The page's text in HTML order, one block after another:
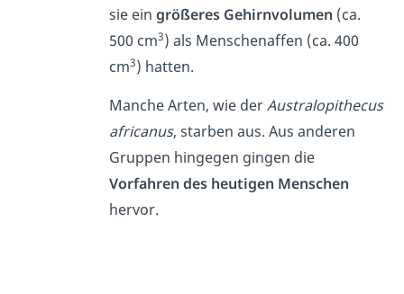
sie eingrößeres Gehirnvolumen (ca.
500 cm3) als Menschenaffen (ca. 400
cm3) hatten.
Manche Arten, wie derAustralopithecus
africanus, starben aus. Aus anderen
Gruppen hingegen gingen die
Vorfahren des heutigen Menschen
hervor.